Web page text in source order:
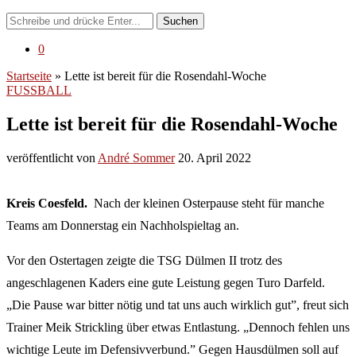
Suchen
0
Startseite » Lette ist bereit für die Rosendahl-Woche
FUSSBALL
Lette ist bereit für die Rosendahl-Woche
veröffentlicht von André Sommer 20. April 2022
Kreis Coesfeld. Nach der kleinen Osterpause steht für manche
Teams am Donnerstag ein Nachholspieltag an.
Vor den Ostertagen zeigte die TSG Dülmen II trotz des
angeschlagenen Kaders eine gute Leistung gegen Turo Darfeld.
„Die Pause war bitter nötig und tat uns auch wirklich gut”, freut sich
Trainer Meik Strickling über etwas Entlastung. „Dennoch fehlen uns
wichtige Leute im Defensivverbund.” Gegen Hausdülmen soll auf